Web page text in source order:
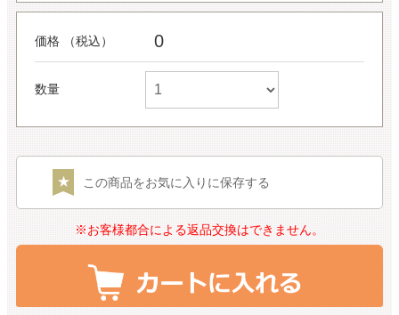
価格 （税込） 0
数量
この商品をお気に入りに保存する
※お客様都合による返品交換はできません。